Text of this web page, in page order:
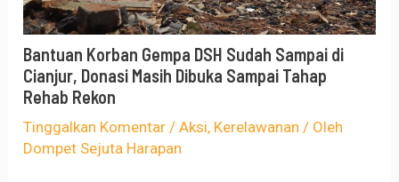
Bantuan Korban Gempa DSH Sudah Sampai di
Cianjur, Donasi Masih Dibuka Sampai Tahap
Rehab Rekon
Tinggalkan Komentar /Aksi, Kerelawanan / Oleh
Dompet Sejuta Harapan